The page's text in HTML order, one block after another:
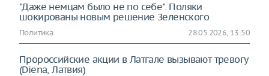
"Даже немцам было не по себе". Поляки
шокированы новым решение Зеленского
Политика 28.05.2026, 13:50
Пророссийские акции в Латгале вызывают тревогу
(Diena, Латвия)